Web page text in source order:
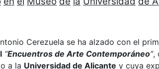
Cerezuela se ha alzado con el
“Encuentros de Arte Contemporáneo”,
a la Universidad de Alicante y cuya